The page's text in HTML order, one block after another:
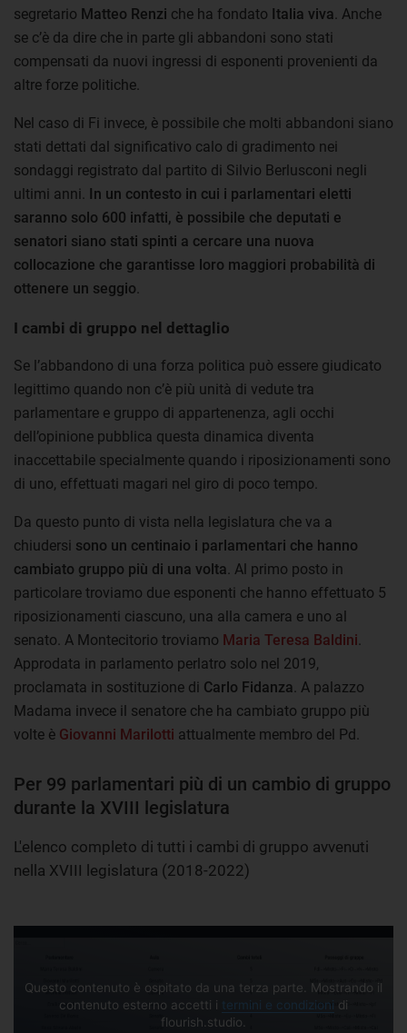
segretario Matteo Renzi che ha fondato Italia viva . Anche
se c’è da dire che in parte gli abbandoni sono stati
compensati da nuovi ingressi di esponenti provenienti da
altre forze politiche.
Nel caso di Fi invece, è possibile che molti abbandoni siano
stati dettati dal significativo calo di gradimento nei
sondaggi registrato dal partito di Silvio Berlusconi negli
ultimi anni. In un contesto in cui i parlamentari eletti
saranno solo 600 infatti, è possibile che deputati e
senatori siano stati spinti a cercare una nuova
collocazione che garantisse loro maggiori probabilità di
ottenere un seggio
I cambi di gruppo nel dettaglio
Se l’abbandono di una forza politica può essere giudicato
legittimo quando non c’è più unità di vedute tra
parlamentare e gruppo di appartenenza, agli occhi
dell’opinione pubblica questa dinamica diventa
inaccettabile specialmente quando i riposizionamenti sono
di uno, effettuati magari nel giro di poco tempo.
Da questo punto di vista nella legislatura che va a
chiudersi sono un centinaio i parlamentari che hanno
cambiato gruppo più di una volta . Al primo posto in
particolare troviamo due esponenti che hanno effettuato 5
riposizionamenti ciascuno, una alla camera e uno al
senato. A Montecitorio troviamo Maria Teresa Baldini
Approdata in parlamento perlatro solo nel 2019,
proclamata in sostituzione di Carlo Fidanza . A palazzo
Madama invece il senatore che ha cambiato gruppo più
volte è Giovanni Marilotti attualmente membro del Pd.
Per 99 parlamentari più di un cambio di gruppo
durante la XVIII legislatura
L'elenco completo di tutti i cambi di gruppo avvenuti
nella XVIII legislatura (2018-2022)
Questo contenuto è ospitato da una terza parte. Mostrando il
contenuto esterno accetti i termini e condizioni di
flourish.studio.